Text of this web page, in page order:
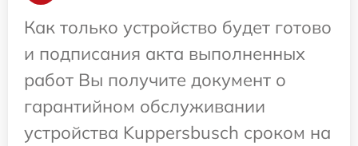
Как только устройство будет готово
и подписания акта выполненных
работ Вы получите документ о
гарантийном обслуживании
устройства Kuppersbusch сроком на